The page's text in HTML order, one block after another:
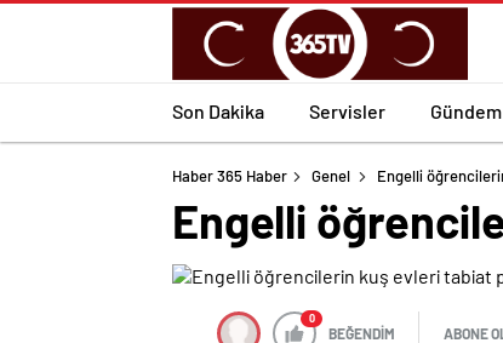
Son Dakika Servisler Gündem
Haber 365 Haber Genel Engelli
Engelli
0
BEĞENDİM ABONE